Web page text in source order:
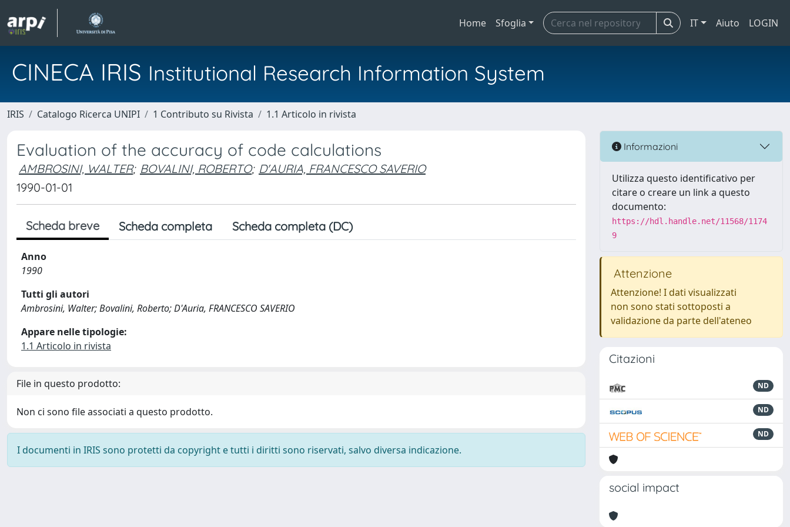
Home Sfoglia IT Aiuto LOGIN
CINECA IRIS Institutional Research Information System
IRIS Catalogo Ricerca UNIPI 1 Contributo su Rivista 1.1 Articolo in rivista
Evaluation of the accuracy of code calculations
AMBROSINI, WALTER; BOVALINI, ROBERTO; D'AURIA, FRANCESCO SAVERIO
1990-01-01
Scheda breve Scheda completa Scheda completa (DC)
Anno
1990
Tutti gli autori
Ambrosini, Walter; Bovalini, Roberto; D'Auria, FRANCESCO SAVERIO
Appare nelle tipologie:
1.1 Articolo in rivista
File in questo prodotto:
Non ci sono file associati a questo prodotto.
I documenti in IRIS sono protetti da copyright e tutti i diritti sono riservati, salvo diversa indicazione.
Informazioni
Utilizza questo identificativo per
citare o creare un link a questo
documento:
https://hdl.handle.net/11568/1174
9
Attenzione
Attenzione! I dati visualizzati
non sono stati sottoposti a
validazione da parte dell'ateneo
Citazioni
ND
ND
ND
social impact